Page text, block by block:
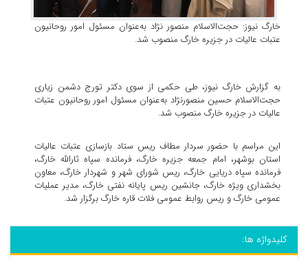
خارگ نیوز: حجت‌الاسلام منصور نژاد به‌عنوان مسئول امور روحانیون
عتبات عالیات در جزیره خارگ منصوب شد.
به گزارش خارگ نیوز، طی حکمی از سوی دکتر تورج دشمن زیاری
حجت‌الاسلام حسین منصورنژاد به‌عنوان مسئول امور روحانیون عتبات
عالیات در جزیره خارگ منصوب شد.
این مراسم با حضور سردار مطاف ریس ستاد بازسازی عتبات عالیات
استان بوشهر، امام جمعه جزیره خارگ، فرمانده سپاه ثارالله خارگ،
فرمانده سپاه دریایی خارگ، ریس شورای شهر و شهردار خارگ، معاون
بخشداری ویژه خارگ، جانشین ریس پایانه نفتی خارگ، مدیر عملیات
عمومی خارگ و ریس روابط عمومی فلات قاره خارگ برگزار شد.
کلیدواژه ها: